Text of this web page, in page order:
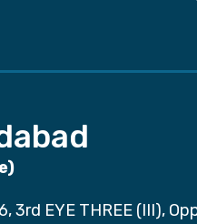
3rd EYE THREE (III),